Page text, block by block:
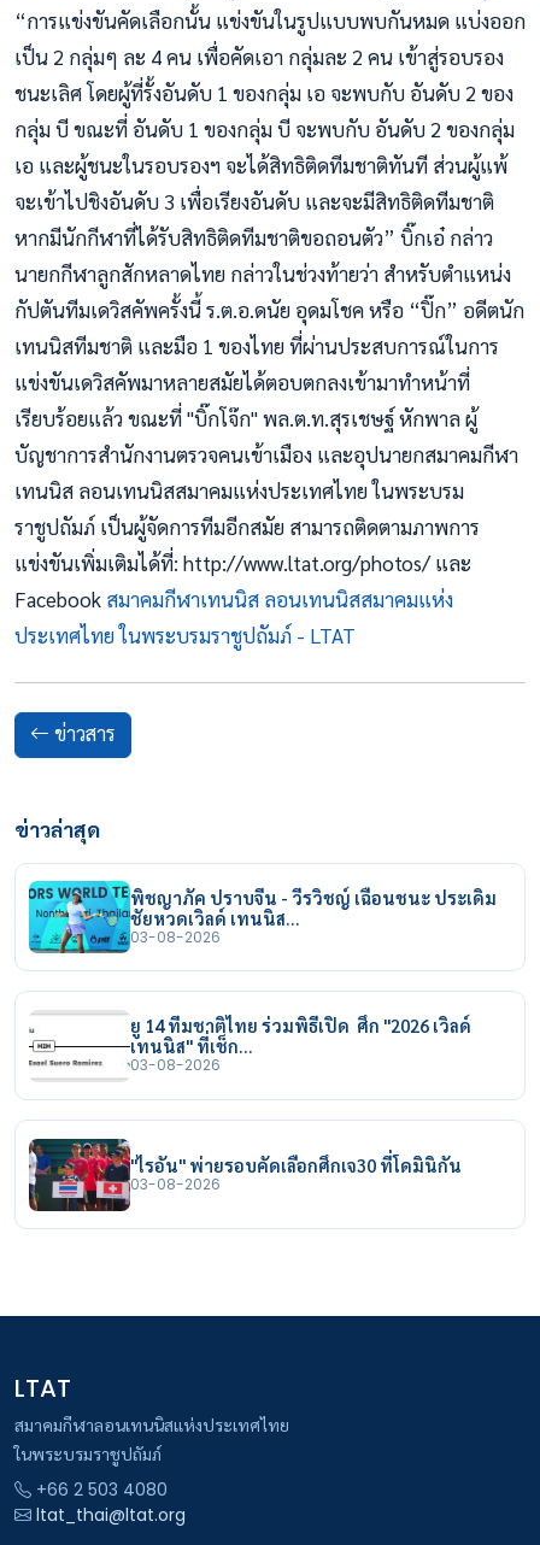
“การแข่งขันคัดเลือกนั้น แข่งขันในรูปแบบพบกันหมด แบ่งออก
เป็น 2 กลุ่มๆ ละ 4 คน เพื่อคัดเอา กลุ่มละ 2 คน เข้าสู่รอบรอง
ชนะเลิศ โดยผู้ที่รั้งอันดับ 1 ของกลุ่ม เอ จะพบกับ อันดับ 2 ของ
กลุ่ม บี ขณะที่ อันดับ 1 ของกลุ่ม บี จะพบกับ อันดับ 2 ของกลุ่ม
เอ และผู้ชนะในรอบรองฯ จะได้สิทธิติดทีมชาติทันที ส่วนผู้แพ้
จะเข้าไปชิงอันดับ 3 เพื่อเรียงอันดับ และจะมีสิทธิติดทีมชาติ
หากมีนักกีฬาที่ได้รับสิทธิติดทีมชาติขอถอนตัว” บิ๊กเอ๋ กล่าว
นายกกีฬาลูกสักหลาดไทย กล่าวในช่วงท้ายว่า สำหรับตำแหน่ง
กัปตันทีมเดวิสคัพครั้งนี้ ร.ต.อ.ดนัย อุดมโชค หรือ “ปิ๊ก” อดีตนัก
เทนนิสทีมชาติ และมือ 1 ของไทย ที่ผ่านประสบการณ์ในการ
แข่งขันเดวิสคัพมาหลายสมัยได้ตอบตกลงเข้ามาทำหน้าที่
เรียบร้อยแล้ว ขณะที่ "บิ๊กโจ๊ก" พล.ต.ท.สุรเชษฐ์ หักพาล ผู้
บัญชาการสำนักงานตรวจคนเข้าเมือง และอุปนายกสมาคมกีฬา
เทนนิส ลอนเทนนิสสมาคมแห่งประเทศไทย ในพระบรม
ราชูปถัมภ์ เป็นผู้จัดการทีมอีกสมัย สามารถติดตามภาพการ
แข่งขันเพิ่มเติมได้ที่: http://www.ltat.org/photos/ และ
Facebook สมาคมกีฬาเทนนิส ลอนเทนนิสสมาคมแห่ง
ประเทศไทย ในพระบรมราชูปถัมภ์ - LTAT
ข่าวสาร
ข่าวล่าสุด
พิชญาภัค ปราบจีน - วีรวิชญ์ เฉือนชนะ ประเดิม
ชัยหวดเวิลด์ เทนนิส…
03-08-2026
ยู 14 ทีมชาติไทย ร่วมพิธีเปิด ศึก "2026 เวิลด์
เทนนิส" ที่เช็ก…
03-08-2026
"ไรอัน" พ่ายรอบคัดเลือกศึกเจ30 ที่โดมินิกัน
03-08-2026
LTAT
สมาคมกีฬาลอนเทนนิสแห่งประเทศไทย
ในพระบรมราชูปถัมภ์
+66 2 503 4080
ltat_thai@ltat.org